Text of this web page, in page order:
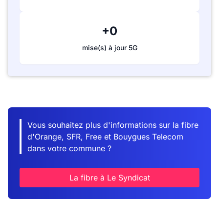
+0
mise(s) à jour 5G
Vous souhaitez plus d'informations sur la fibre
d'Orange, SFR, Free et Bouygues Telecom
dans votre commune ?
La fibre à Le Syndicat